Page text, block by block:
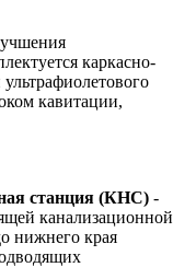
каркасно-
кавитации,
станция (КНС) -
канализационной
нижнего края